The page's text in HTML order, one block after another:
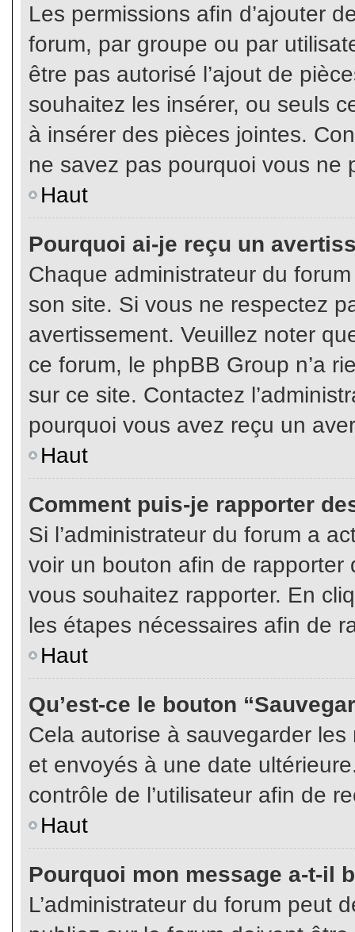
Les permissions afin d’ajouter
forum, par groupe ou par
être pas autorisé l’ajout de
souhaitez les insérer, ou seuls
à insérer des pièces jointes.
ne savez pas pourquoi vous ne
Haut
Pourquoi ai-je reçu un
Chaque administrateur du
son site. Si vous ne respectez
avertissement. Veuillez noter
ce forum, le phpBB Group n’a
sur ce site. Contactez
pourquoi vous avez reçu un
Haut
Comment puis-je rapporter
Si l’administrateur du forum a
voir un bouton afin de
vous souhaitez rapporter. En
les étapes nécessaires afin de
Haut
Qu’est-ce le bouton
Cela autorise à sauvegarder
et envoyés à une date
contrôle de l’utilisateur afin de
Haut
Pourquoi mon message a-t-il
L’administrateur du forum peut